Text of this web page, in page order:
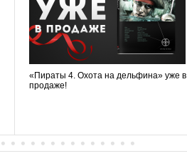
«Пираты 4. Охота на дельфина» уже в
продаже!